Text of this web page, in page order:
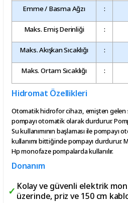
Emme / Basma Ağzı :
Maks. Emiş Derinliği :
Maks. Akışkan Sıcaklığı :
Maks. Ortam Sıcaklığı :
Hidromat Özellikleri
Otomatik hidrofor cihazı, emişten
pompayı otomatik olarak durdurur.
Su kullanımının başlaması ile pompayı
kullanımı bittiğinde pompayı durdurur.
Hp monofaze pompalarda kullanılır.
Donanım
Kolay ve güvenli elektrik
üzerinde, priz ve 150 cm